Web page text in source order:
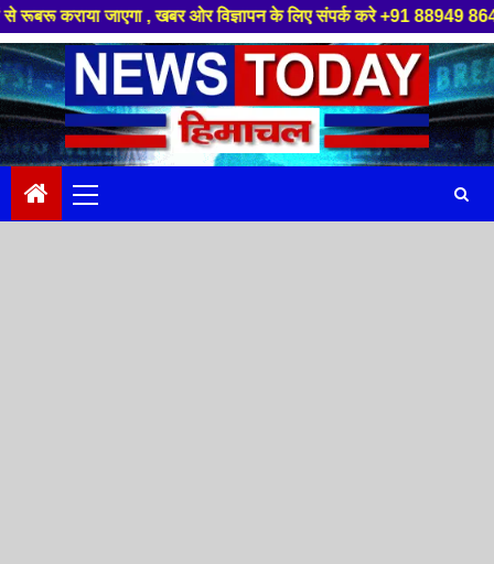
, खबर ओर विज्ञापन के लिए संपर्क करे +91 88949 86499 ,हमारे
Skip
to
content
Menu